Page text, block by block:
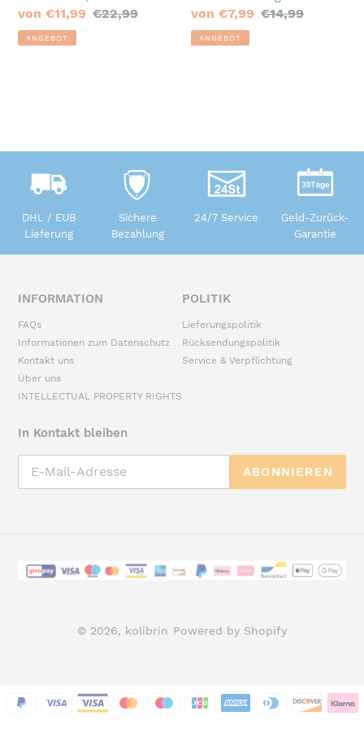
Butylkautschuk
Sonderpreis
von €11,99 Normaler
€22,99
ANGEBOT
Spielzeug, 5/ 10 Stück
Sonderpreis
von €7,99 Normaler
€14,99
ANGEBOT
DHL / EUB
Lieferung
Sichere
Bezahlung
24/7 Service
Geld-Zurück-
Garantie
INFORMATION
FAQs
Informationen zum Datenschutz
Kontakt uns
Über uns
INTELLECTUAL PROPERTY RIGHTS
POLITIK
Lieferungspolitik
Rücksendungspolitik
Service & Verpflichtung
In Kontakt bleiben
ABONNIEREN
Zahlungsarten
© 2026, kolibrin Powered by Shopify